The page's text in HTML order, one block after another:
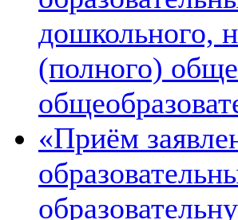
дошкольного,
(полного)
«Приём